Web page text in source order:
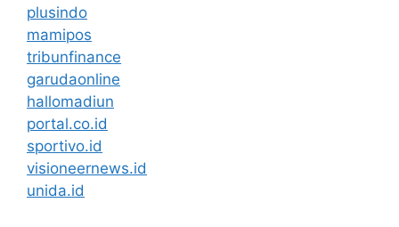
plusindo
mamipos
tribunfinance
garudaonline
hallomadiun
portal.co.id
sportivo.id
visioneernews.id
unida.id